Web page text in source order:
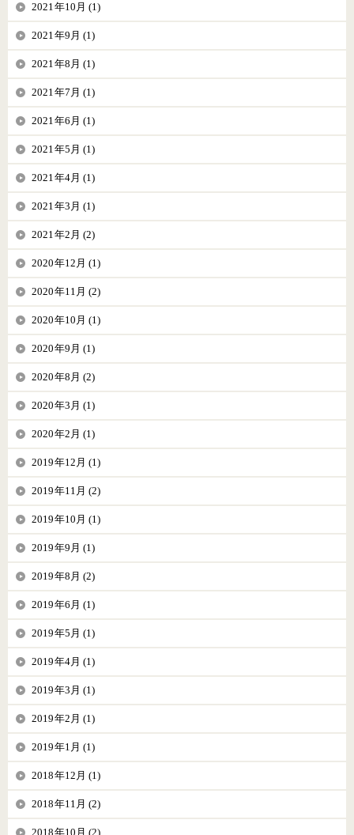
2021年10月 (1)
2021年9月 (1)
2021年8月 (1)
2021年7月 (1)
2021年6月 (1)
2021年5月 (1)
2021年4月 (1)
2021年3月 (1)
2021年2月 (2)
2020年12月 (1)
2020年11月 (2)
2020年10月 (1)
2020年9月 (1)
2020年8月 (2)
2020年3月 (1)
2020年2月 (1)
2019年12月 (1)
2019年11月 (2)
2019年10月 (1)
2019年9月 (1)
2019年8月 (2)
2019年6月 (1)
2019年5月 (1)
2019年4月 (1)
2019年3月 (1)
2019年2月 (1)
2019年1月 (1)
2018年12月 (1)
2018年11月 (2)
2018年10月 (2)